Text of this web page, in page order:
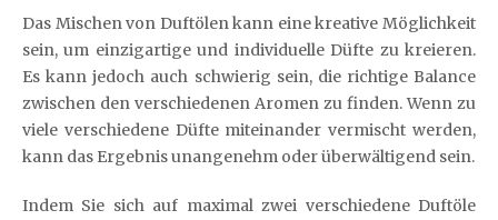
Das Mischen von Duftölen kann eine kreative Möglichkeit
sein, um einzigartige und individuelle Düfte zu kreieren.
Es kann jedoch auch schwierig sein, die richtige Balance
zwischen den verschiedenen Aromen zu finden. Wenn zu
viele verschiedene Düfte miteinander vermischt werden,
kann das Ergebnis unangenehm oder überwältigend sein.
Indem Sie sich auf maximal zwei verschiedene Duftöle